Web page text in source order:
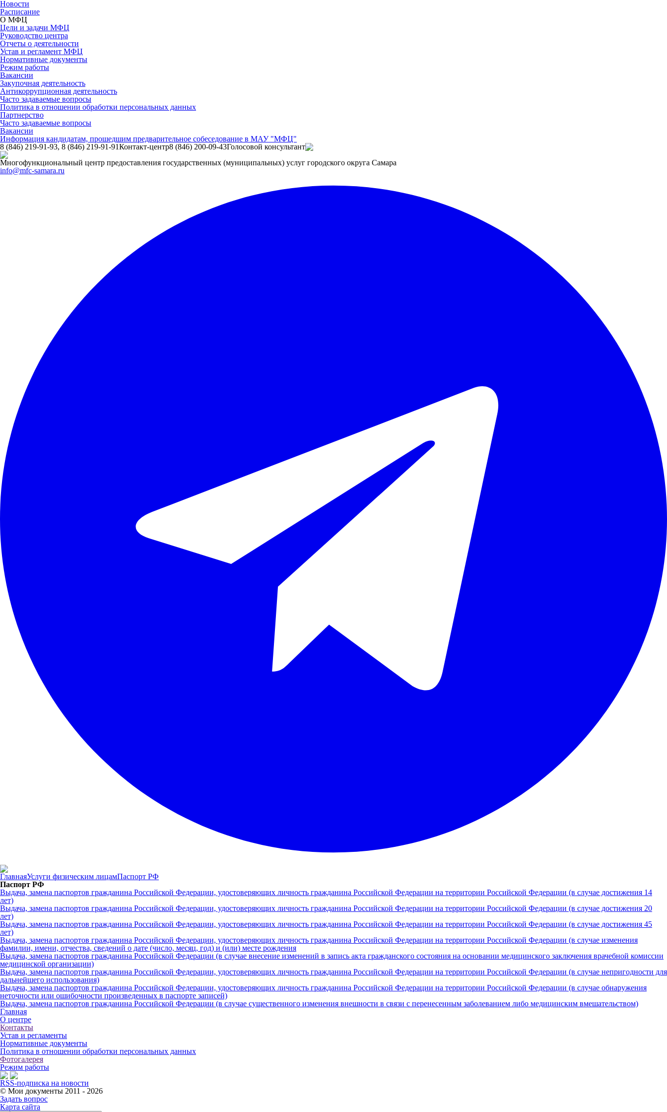
Новости
Расписание
О МФЦ
Цели и задачи МФЦ
Руководство центра
Отчеты о деятельности
Устав и регламент МФЦ
Нормативные документы
Режим работы
Вакансии
Закупочная деятельность
Антикоррупционная деятельность
Часто задаваемые вопросы
Политика в отношении обработки персональных данных
Партнерство
Часто задаваемые вопросы
Вакансии
Информация кандидатам, прошедшим предварительное собеседование в МАУ "МФЦ"
8 (846) 219-91-93, 8 (846) 219-91-91Контакт-центр8 (846) 200-09-43Голосовой консультант
Многофункциональный центр предоставления государственных (муниципальных) услуг городского округа Самара
info@mfc-samara.ru
ГлавнаяУслуги физическим лицамПаспорт РФ
Паспорт РФ
Выдача, замена паспортов гражданина Российской Федерации, удостоверяющих личность гражданина Российской Федерации на территории Российской Федерации (в случае достижения 14
лет)
Выдача, замена паспортов гражданина Российской Федерации, удостоверяющих личность гражданина Российской Федерации на территории Российской Федерации (в случае достижения 20
лет)
Выдача, замена паспортов гражданина Российской Федерации, удостоверяющих личность гражданина Российской Федерации на территории Российской Федерации (в случае достижения 45
лет)
Выдача, замена паспортов гражданина Российской Федерации, удостоверяющих личность гражданина Российской Федерации на территории Российской Федерации (в случае изменения
фамилии, имени, отчества, сведений о дате (число, месяц, год) и (или) месте рождения
Выдача, замена паспортов гражданина Российской Федерации (в случае внесение изменений в запись акта гражданского состояния на основании медицинского заключения врачебной комиссии
медицинской организации)
Выдача, замена паспортов гражданина Российской Федерации, удостоверяющих личность гражданина Российской Федерации на территории Российской Федерации (в случае непригодности для
дальнейшего использования)
Выдача, замена паспортов гражданина Российской Федерации, удостоверяющих личность гражданина Российской Федерации на территории Российской Федерации (в случае обнаружения
неточности или ошибочности произведенных в паспорте записей)
Выдача, замена паспортов гражданина Российской Федерации (в случае существенного изменения внешности в связи с перенесенным заболеванием либо медицинским вмешательством)
Главная
О центре
Контакты
Устав и регламенты
Нормативные документы
Политика в отношении обработки персональных данных
Фотогалерея
Режим работы
RSS-подписка на новости
© Мои документы 2011 - 2026
Задать вопрос
Карта сайта